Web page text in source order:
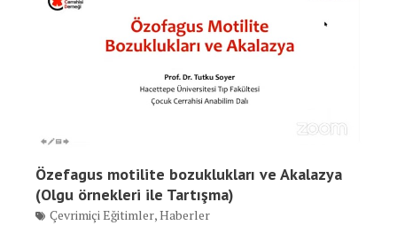
Özefagus motilite bozuklukları ve Akalazya
(Olgu örnekleri ile Tartışma)
Çevrimiçi Eğitimler,Haberler